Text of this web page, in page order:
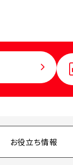
お役立ち情報